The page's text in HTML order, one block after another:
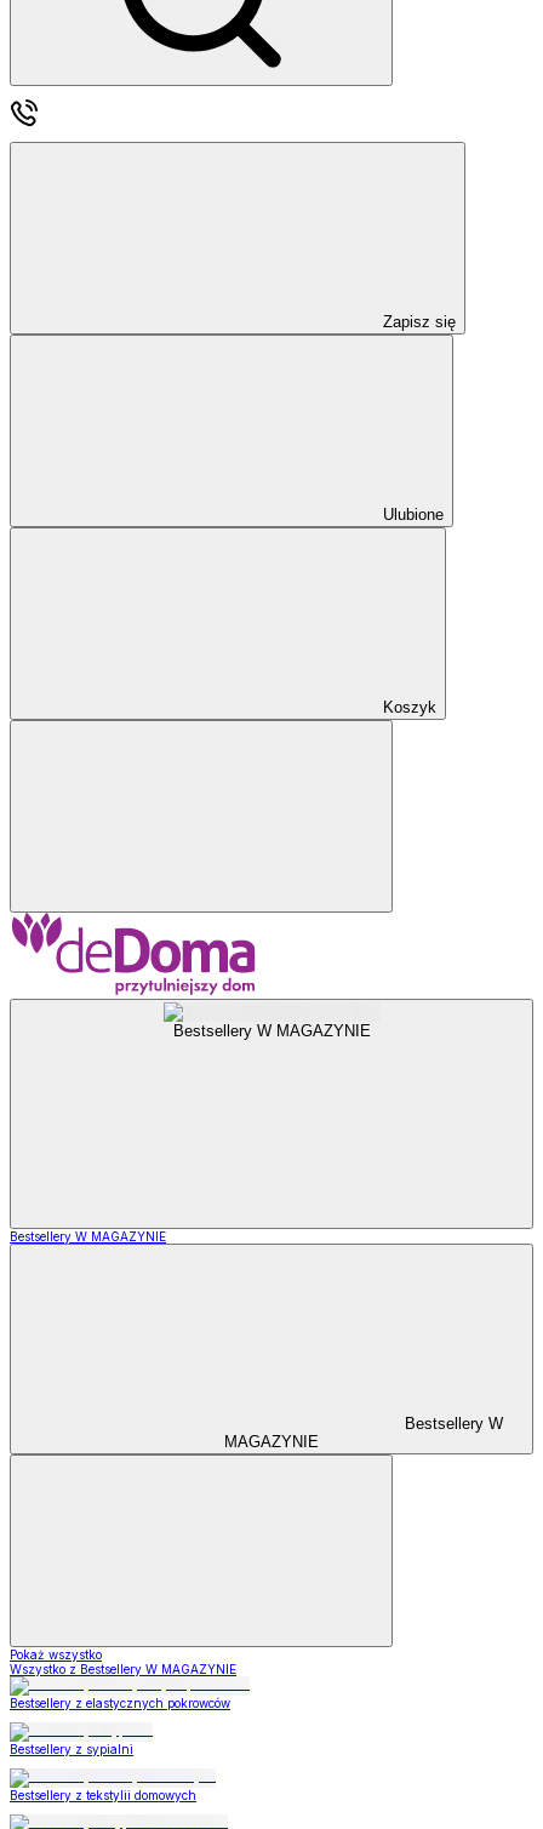
Zapisz się
Ulubione
Koszyk
Bestsellery W MAGAZYNIE
Bestsellery W MAGAZYNIE
Bestsellery W
MAGAZYNIE
Pokaż wszystko
Wszystko z Bestsellery W MAGAZYNIE
Bestsellery z elastycznych pokrowców
Bestsellery z sypialni
Bestsellery z tekstylii domowych